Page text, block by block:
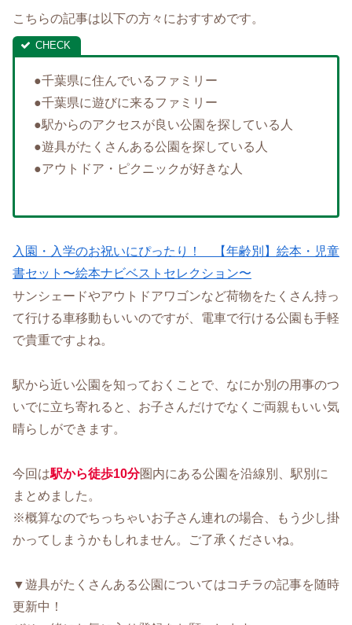
こちらの記事は以下の方々におすすめです。
●千葉県に住んでいるファミリー
●千葉県に遊びに来るファミリー
●駅からのアクセスが良い公園を探している人
●遊具がたくさんある公園を探している人
●アウトドア・ピクニックが好きな人
入園・入学のお祝いにぴったり！ 【年齢別】絵本・児童
書セット〜絵本ナビベストセレクション〜
サンシェードやアウトドアワゴンなど荷物をたくさん持っ
て行ける車移動もいいのですが、電車で行ける公園も手軽
で貴重ですよね。
駅から近い公園を知っておくことで、なにか別の用事のつ
いでに立ち寄れると、お子さんだけでなくご両親もいい気
晴らしができます。
今回は駅から徒歩10分圏内にある公園を沿線別、駅別に
まとめました。
※概算なのでちっちゃいお子さん連れの場合、もう少し掛
かってしまうかもしれません。ご了承くださいね。
▼遊具がたくさんある公園についてはコチラの記事を随時
更新中！